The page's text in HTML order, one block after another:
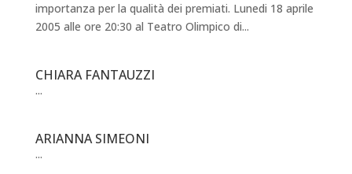
importanza per la qualità dei premiati. Lunedi 18 aprile
2005 alle ore 20:30 al Teatro Olimpico di...
CHIARA FANTAUZZI
...
ARIANNA SIMEONI
...